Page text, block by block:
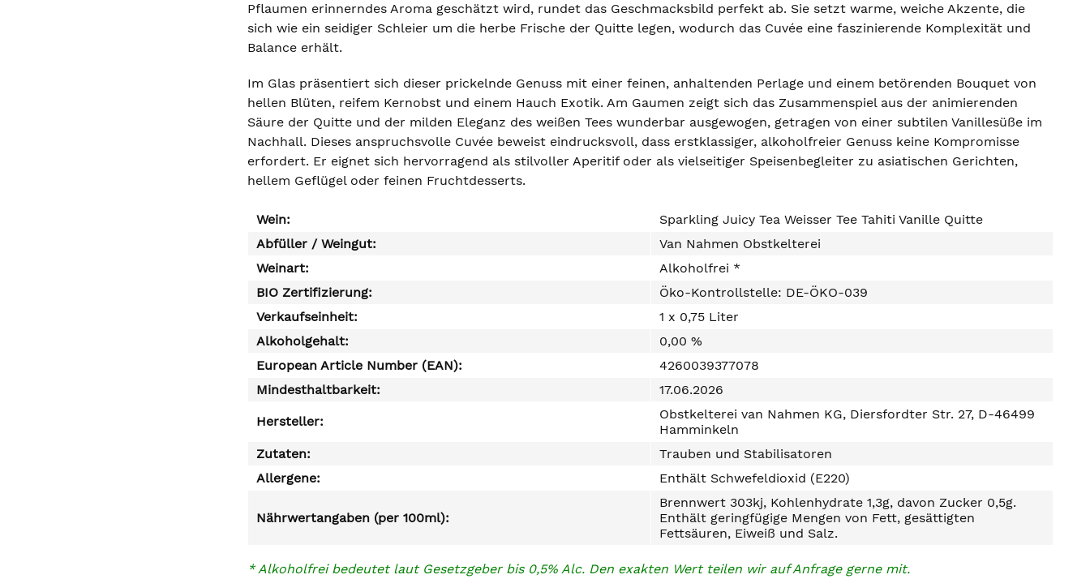
Pflaumen erinnerndes Aroma geschätzt wird, rundet das Geschmacksbild perfekt ab. Sie setzt warme, weiche Akzente, die
sich wie ein seidiger Schleier um die herbe Frische der Quitte legen, wodurch das Cuvée eine faszinierende Komplexität und
Balance erhält.
Im Glas präsentiert sich dieser prickelnde Genuss mit einer feinen, anhaltenden Perlage und einem betörenden Bouquet von
hellen Blüten, reifem Kernobst und einem Hauch Exotik. Am Gaumen zeigt sich das Zusammenspiel aus der animierenden
Säure der Quitte und der milden Eleganz des weißen Tees wunderbar ausgewogen, getragen von einer subtilen Vanillesüße im
Nachhall. Dieses anspruchsvolle Cuvée beweist eindrucksvoll, dass erstklassiger, alkoholfreier Genuss keine Kompromisse
erfordert. Er eignet sich hervorragend als stilvoller Aperitif oder als vielseitiger Speisenbegleiter zu asiatischen Gerichten,
hellem Geflügel oder feinen Fruchtdesserts.
Wein:
Sparkling Juicy Tea Weisser Tee Tahiti Vanille Quitte
Abfüller / Weingut:
Van Nahmen Obstkelterei
Weinart:
Alkoholfrei *
BIO Zertifizierung:
Öko-Kontrollstelle: DE-ÖKO-039
Verkaufseinheit:
1 x 0,75 Liter
Alkoholgehalt:
0,00 %
European Article Number (EAN):
4260039377078
Mindesthaltbarkeit:
17.06.2026
Hersteller:
Obstkelterei van Nahmen KG, Diersfordter Str. 27, D-46499
Hamminkeln
Zutaten:
Trauben und Stabilisatoren
Allergene:
Enthält Schwefeldioxid (E220)
Nährwertangaben (per 100ml):
Brennwert 303kj, Kohlenhydrate 1,3g, davon Zucker 0,5g.
Enthält geringfügige Mengen von Fett, gesättigten
Fettsäuren, Eiweiß und Salz.
* Alkoholfrei bedeutet laut Gesetzgeber bis 0,5% Alc. Den exakten Wert teilen wir auf Anfrage gerne mit.